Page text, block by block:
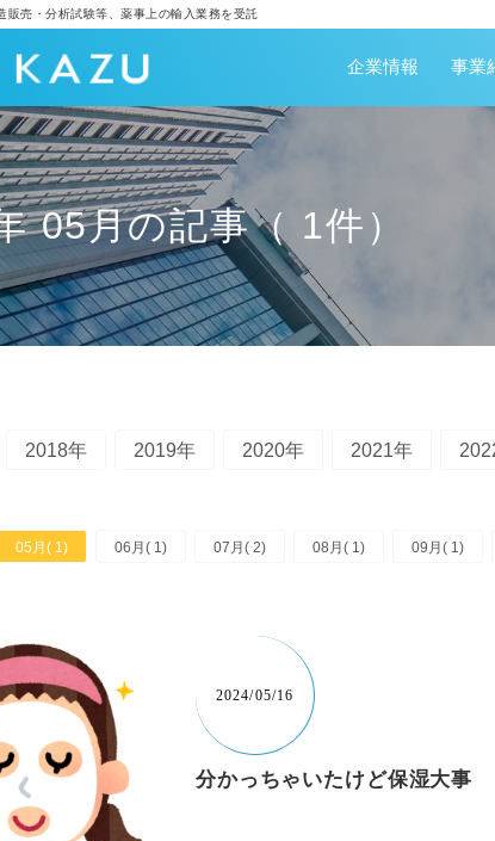
販売・分析試験等、薬事上の輸入業務を受託
企業情報 事業
05月の記事（ 1件）
2018年 2019年 2020年 2021年
05月( 1) 06月( 1) 07月( 2) 08月( 1) 09月( 1)
2024/05/16
分かっちゃいたけど保湿大事